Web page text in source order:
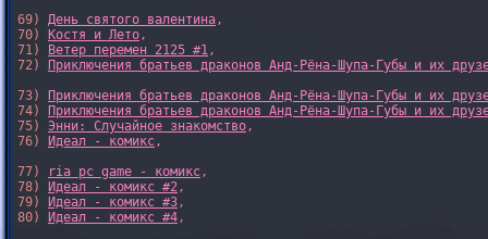
69) День святого валентина,
70)
Костя и Лето,
71)
Ветер перемен 2125 #1,
72)
Приключения братьев драконов Анд-Рёна-Шупа-Губы и их
73)
Приключения братьев драконов Анд-Рёна-Шупа-Губы и их
74)
Приключения братьев драконов Анд-Рёна-Шупа-Губы и их
75) Энни: Случайное знакомство,
76)
Идеал - комикс,
77)
ria pc game - комикс,
78)
Идеал - комикс #2,
79)
Идеал - комикс #3,
80)
Идеал - комикс #4,